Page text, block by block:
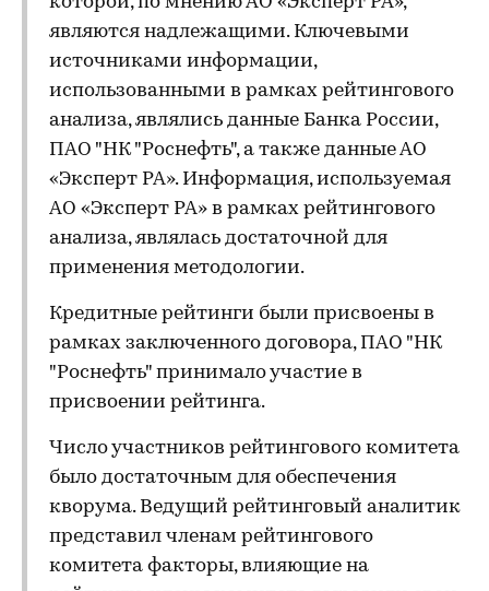
являются надлежащими. Ключевыми
источниками информации,
использованными в рамках рейтингового
анализа, являлись данные Банка России,
ПАО "НК "Роснефть", а также данные АО
«Эксперт РА». Информация, используемая
АО «Эксперт РА» в рамках рейтингового
анализа, являлась достаточной для
применения методологии.
Кредитные рейтинги были присвоены в
рамках заключенного договора, ПАО "НК
"Роснефть" принимало участие в
присвоении рейтинга.
Число участников рейтингового комитета
было достаточным для обеспечения
кворума. Ведущий рейтинговый аналитик
представил членам рейтингового
комитета факторы, влияющие на